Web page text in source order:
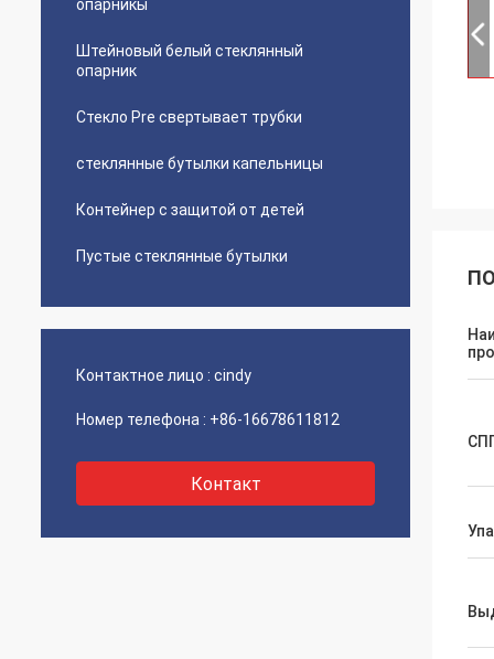
опарникы
Штейновый белый стеклянный
опарник
Стекло Pre свертывает трубки
стеклянные бутылки капельницы
Контейнер с защитой от детей
Пустые стеклянные бутылки
Контактное лицо : cindy
Номер телефона : +86-16678611812
Контакт